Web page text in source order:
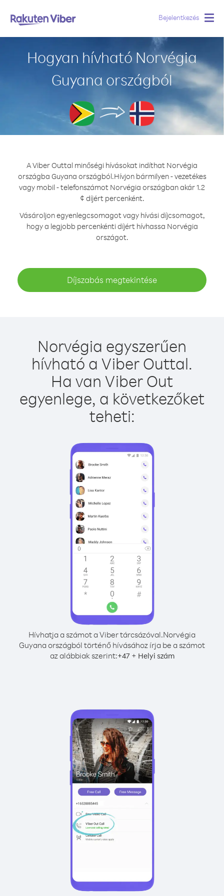
Bejelentkezés
Hogyan hívható Norvégia
Guyana országból
A Viber Outtal minőségi hívásokat indíthat Norvégia
országba Guyana országból.Hívjon bármilyen - vezetékes
vagy mobil - telefonszámot Norvégia országban akár 1.2
¢ díjért percenként.
Vásároljon egyenlegcsomagot vagy hívási díjcsomagot,
hogy a legjobb percenkénti díjért hívhassa Norvégia
országot.
Díjszabás megtekintése
Norvégia egyszerűen
hívható a Viber Outtal.
Ha van Viber Out
egyenlege, a következőket
teheti:
Hívhatja a számot a Viber tárcsázóval.Norvégia
Guyana országból történő hívásához írja be a számot
az alábbiak szerint:+47+ Helyi szám